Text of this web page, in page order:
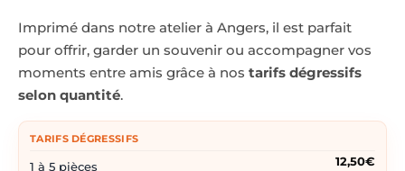
Imprimé dans notre atelier à Angers, il est parfait
pour offrir, garder un souvenir ou accompagner vos
moments entre amis grâce à nos tarifs dégressifs
selon quantité.
TARIFS DÉGRESSIFS
1 à 5 pièces 12,50€